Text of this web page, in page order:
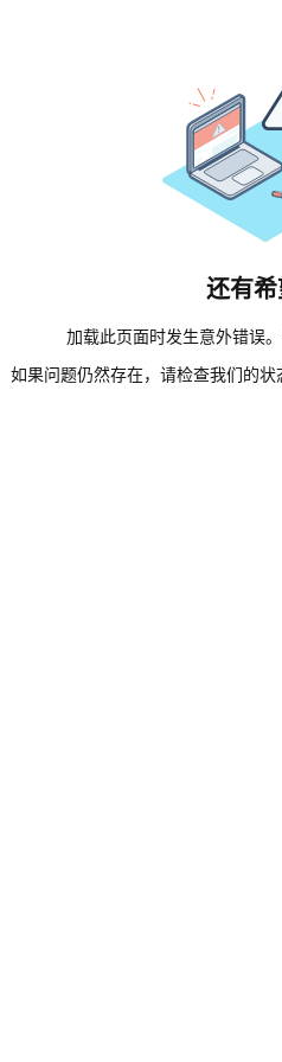
还有希
加载此页面时发生意外错误
如果问题仍然存在，请检查我们的状